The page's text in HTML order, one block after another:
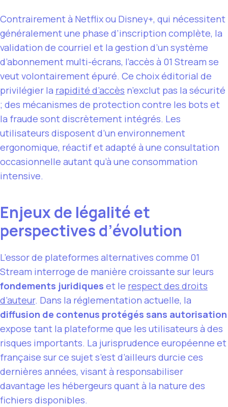
Contrairement à Netflix ou Disney+, qui nécessitent
généralement une phase d’inscription complète, la
validation de courriel et la gestion d’un système
d’abonnement multi-écrans, l’accès à 01 Stream se
veut volontairement épuré. Ce choix éditorial de
privilégier la rapidité d’accès n’exclut pas la sécurité
; des mécanismes de protection contre les bots et
la fraude sont discrètement intégrés. Les
utilisateurs disposent d’un environnement
ergonomique, réactif et adapté à une consultation
occasionnelle autant qu’à une consommation
intensive.
Enjeux de légalité et
perspectives d’évolution
L’essor de plateformes alternatives comme 01
Stream interroge de manière croissante sur leurs
fondements juridiques et le respect des droits
d’auteur. Dans la réglementation actuelle, la
diffusion de contenus protégés sans autorisation
expose tant la plateforme que les utilisateurs à des
risques importants. La jurisprudence européenne et
française sur ce sujet s’est d’ailleurs durcie ces
dernières années, visant à responsabiliser
davantage les hébergeurs quant à la nature des
fichiers disponibles.